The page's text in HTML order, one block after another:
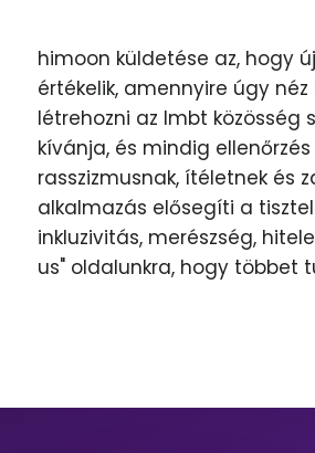
himoon küldetése az, hogy
értékelik, amennyire úgy
létrehozni az lmbt közösség
kívánja, és mindig
rasszizmusnak, ítéletnek és
alkalmazás elősegíti a
inkluzivitás, merészség,
us" oldalunkra, hogy többet